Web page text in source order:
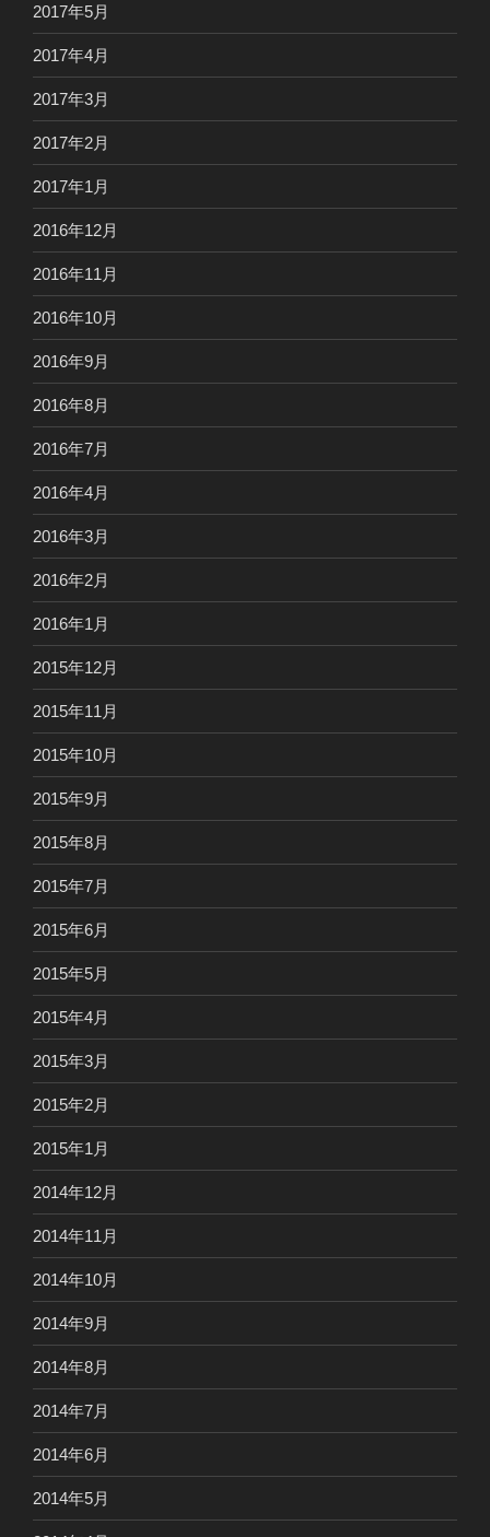
2017年5月
2017年4月
2017年3月
2017年2月
2017年1月
2016年12月
2016年11月
2016年10月
2016年9月
2016年8月
2016年7月
2016年4月
2016年3月
2016年2月
2016年1月
2015年12月
2015年11月
2015年10月
2015年9月
2015年8月
2015年7月
2015年6月
2015年5月
2015年4月
2015年3月
2015年2月
2015年1月
2014年12月
2014年11月
2014年10月
2014年9月
2014年8月
2014年7月
2014年6月
2014年5月